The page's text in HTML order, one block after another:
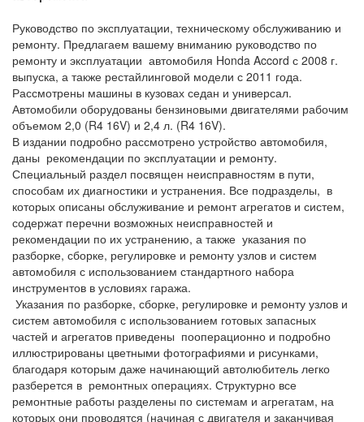
Руководство по эксплуатации, техническому обслуживанию и
ремонту. Предлагаем вашему вниманию руководство по
ремонту и эксплуатации автомобиля Honda Accord с 2008 г.
выпуска, а также рестайлинговой модели с 2011 года.
Рассмотрены машины в кузовах седан и универсал.
Автомобили оборудованы бензиновыми двигателями рабочим
объемом 2,0 (R4 16V) и 2,4 л. (R4 16V).
В издании подробно рассмотрено устройство автомобиля,
даны рекомендации по эксплуатации и ремонту.
Специальный раздел посвящен неисправностям в пути,
способам их диагностики и устранения. Все подразделы, в
которых описаны обслуживание и ремонт агрегатов и систем,
содержат перечни возможных неисправностей и
рекомендации по их устранению, а также указания по
разборке, сборке, регулировке и ремонту узлов и систем
автомобиля с использованием стандартного набора
инструментов в условиях гаража.
Указания по разборке, сборке, регулировке и ремонту узлов и
систем автомобиля с использованием готовых запасных
частей и агрегатов приведены пооперационно и подробно
иллюстрированы цветными фотографиями и рисунками,
благодаря которым даже начинающий автолюбитель легко
разберется в ремонтных операциях. Структурно все
ремонтные работы разделены по системам и агрегатам, на
которых они проводятся (начиная с двигателя и заканчивая